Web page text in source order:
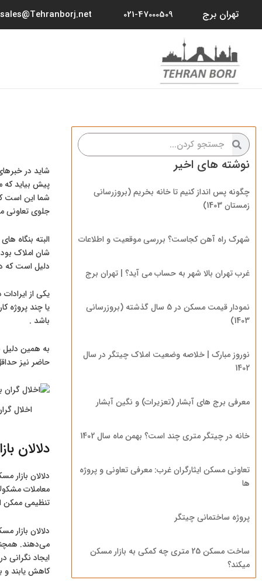
محتوا
تهران برج 021-47000509
sales@Tehranborj.net
جستجو
کردن
جستجو
کردن
نوشته های اخیر
چگونه پس انداز کنیم تا خانه بخریم (بروزرسانی
زمستان 1403)
شهرک راه آهن کجاست؟ بررسی موقعیت و اطلاعات
غرب تهران بالا شهر به حساب می آید؟ | تهران برج
نمودار قیمت مسکن در 5 سال گذشته (بروزرسانی
1403)
نوروز مبارک | خلاصه وضعیت املاک چیتگر در سال
1402
معرفی برج های آبشار (تعزیرات) و نگین آبشار
خانه در چیتگر متری چند است؟ بهمن ماه سال 1402
تعاونی مسکن ایثارگران غرب: معرفی تعاونی و پروژه
ها
پروژه ساختمانی چیتگر
ساخت مسکن 25 متری چه کمکی به بازار مسکن
میکند؟
شاید در
پیش بیاید که
شما این است
جلوی تعاونی
البته بنگاه
شان املاک
دلیل است که
یا چند پروژه
باشد .
به همین دلیل
حاضر نیز حداقل 6 سال را پیش رو دارد در حالیکه املاک به این گزینه اشاره نمیکند وی میگوید پروژه تازه
اخلال
دلالان
دلالان بازار
معاملات
تنظیمی ممکن
دلالان بازار
می‌دهند.
ایجاد نگرانی
کاهش یابند و